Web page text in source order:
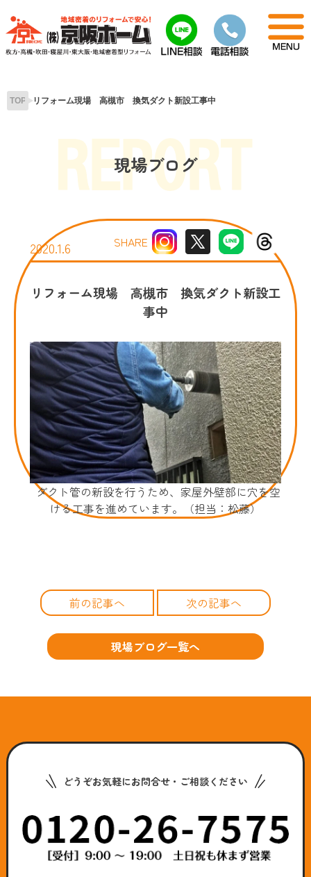
content
TOP リフォーム現場 高槻市 換気ダクト新設工事中
現場ブログ
2020.1.6 SHARE
リフォーム現場 高槻市 換気ダクト新設工
事中
ダクト管の新設を行うため、家屋外壁部に穴を空
ける工事を進めています。（担当：松藤）
前の記事へ 次の記事へ
現場ブログ一覧へ
どうぞお気軽にお問合せ・ご相談ください